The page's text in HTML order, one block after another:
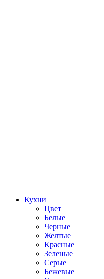
Кухни
Цвет
Белые
Черные
Желтые
Красные
Зеленые
Серые
Бежевые